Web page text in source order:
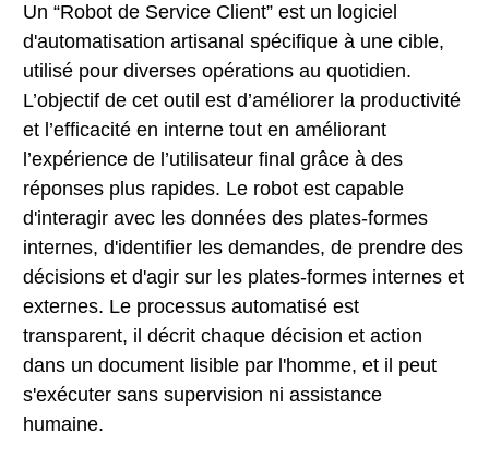
Un “Robot de Service Client” est un logiciel
d'automatisation artisanal spécifique à une cible,
utilisé pour diverses opérations au quotidien.
L’objectif de cet outil est d’améliorer la productivité
et l’efficacité en interne tout en améliorant
l’expérience de l’utilisateur final grâce à des
réponses plus rapides. Le robot est capable
d'interagir avec les données des plates-formes
internes, d'identifier les demandes, de prendre des
décisions et d'agir sur les plates-formes internes et
externes. Le processus automatisé est
transparent, il décrit chaque décision et action
dans un document lisible par l'homme, et il peut
s'exécuter sans supervision ni assistance
humaine.